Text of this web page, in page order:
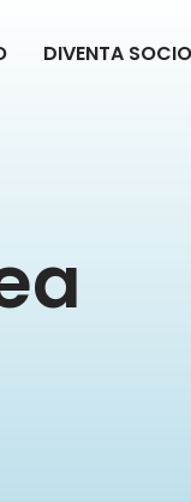
DIVENTA SOCIO